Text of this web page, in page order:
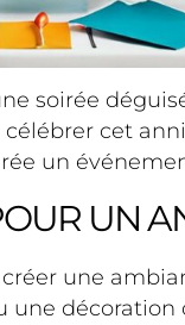
soirée
cet
un
UN
une